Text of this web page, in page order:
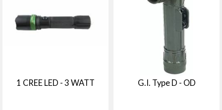
1 CREE LED - 3 WATT G.I. Type D - OD